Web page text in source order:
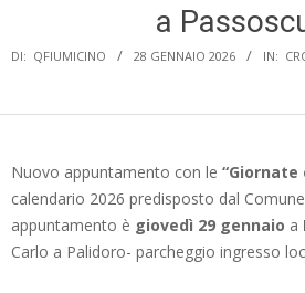
a
DI: QFIUMICINO 28 GENNAIO 2026 IN:
Nuovo appuntamento con le “Giornate
calendario 2026 predisposto dal
appuntamento è giovedì 29 gennaio a
Carlo a Palidoro- parcheggio ingresso